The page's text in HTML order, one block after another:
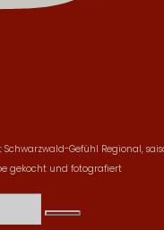
Schwarzwald-Gefühl Regional,
gekocht und fotografiert